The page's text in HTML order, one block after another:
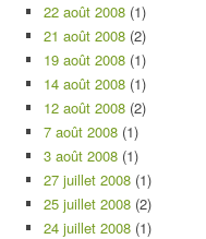
22 août 2008 (1)
21 août 2008 (2)
19 août 2008 (1)
14 août 2008 (1)
12 août 2008 (2)
7 août 2008 (1)
3 août 2008 (1)
27 juillet 2008 (1)
25 juillet 2008 (2)
24 juillet 2008 (1)